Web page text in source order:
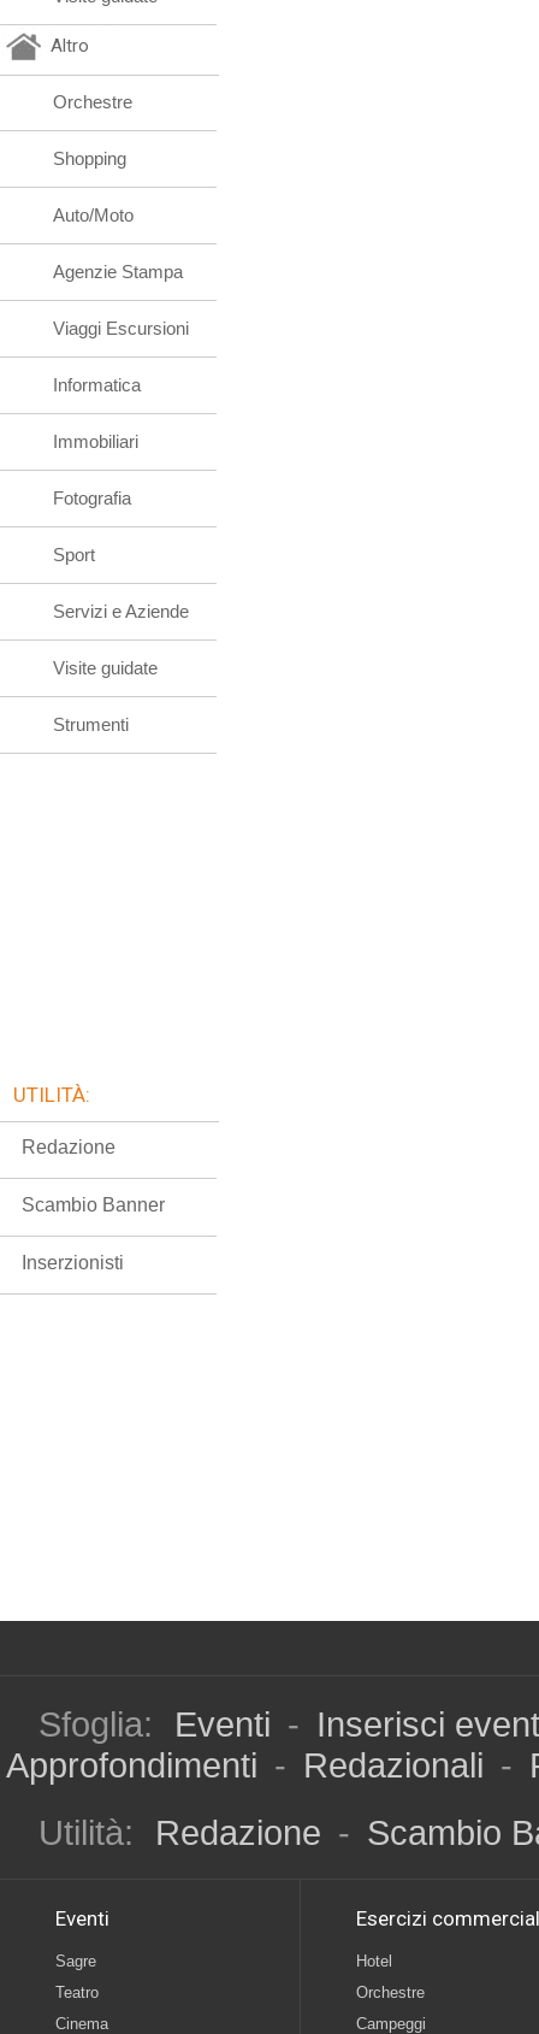
Altro
Orchestre
Shopping
Auto/Moto
Agenzie Stampa
Viaggi Escursioni
Informatica
Immobiliari
Fotografia
Sport
Servizi e Aziende
Visite guidate
Strumenti
UTILITÀ:
Redazione
Scambio Banner
Inserzionisti
Sfoglia: Eventi - Inserisci
Approfondimenti - Redazionali -
Utilità:
Redazione - Scambio
Eventi
Sagre
Teatro
Cinema
Esercizi
Hotel
Orchestre
Campeggi